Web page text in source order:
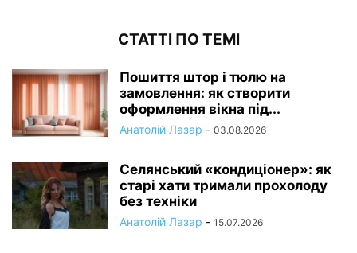
СТАТТІ ПО ТЕМІ
Пошиття штор і тюлю на
замовлення: як створити
оформлення вікна під...
Анатолій Лазар - 03.08.2026
Селянський «кондиціонер»: як
старі хати тримали прохолоду
без техніки
Анатолій Лазар - 15.07.2026